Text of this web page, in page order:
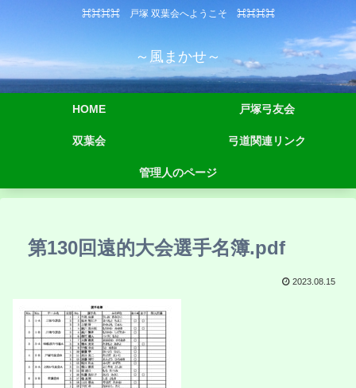
⌘⌘⌘⌘ 戸塚 双葉会へようこそ ⌘⌘⌘⌘
～風まかせ～
HOME 戸塚弓友会
双葉会 弓道関連リンク
管理人のページ
第130回遠的大会選手名簿.pdf
2023.08.15